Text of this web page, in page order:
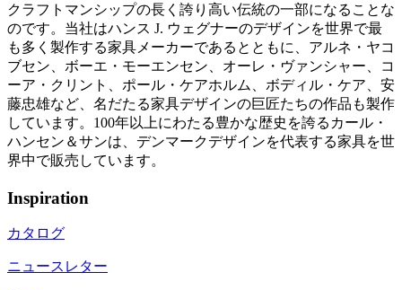
クラフトマンシップの長く誇り高い伝統の一部になることな
のです。当社はハンス J. ウェグナーのデザインを世界で最
も多く製作する家具メーカーであるとともに、アルネ・ヤコ
ブセン、ボーエ・モーエンセン、オーレ・ヴァンシャー、コ
ーア・クリント、ポール・ケアホルム、ボディル・ケア、安
藤忠雄など、名だたる家具デザインの巨匠たちの作品も製作
しています。100年以上にわたる豊かな歴史を誇るカール・
ハンセン＆サンは、デンマークデザインを代表する家具を世
界中で販売しています。
Inspiration
カタログ
ニュースレター